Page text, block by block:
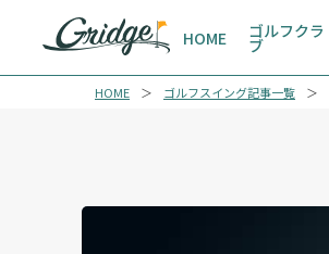
HOME ゴルフクラ
ブ
HOME ゴルフスイング記事一覧